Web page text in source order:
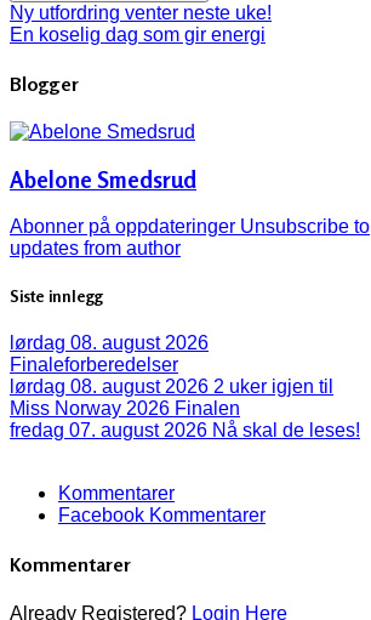
Ny utfordring venter neste uke!
En koselig dag som gir energi
Blogger
Abelone Smedsrud
Abonner på oppdateringer Unsubscribe to
updates from author
Siste innlegg
lørdag 08. august 2026
Finaleforberedelser
lørdag 08. august 2026 2 uker igjen til
Miss Norway 2026 Finalen
fredag 07. august 2026 Nå skal de leses!
Kommentarer
Facebook Kommentarer
Kommentarer
Already Registered? Login Here